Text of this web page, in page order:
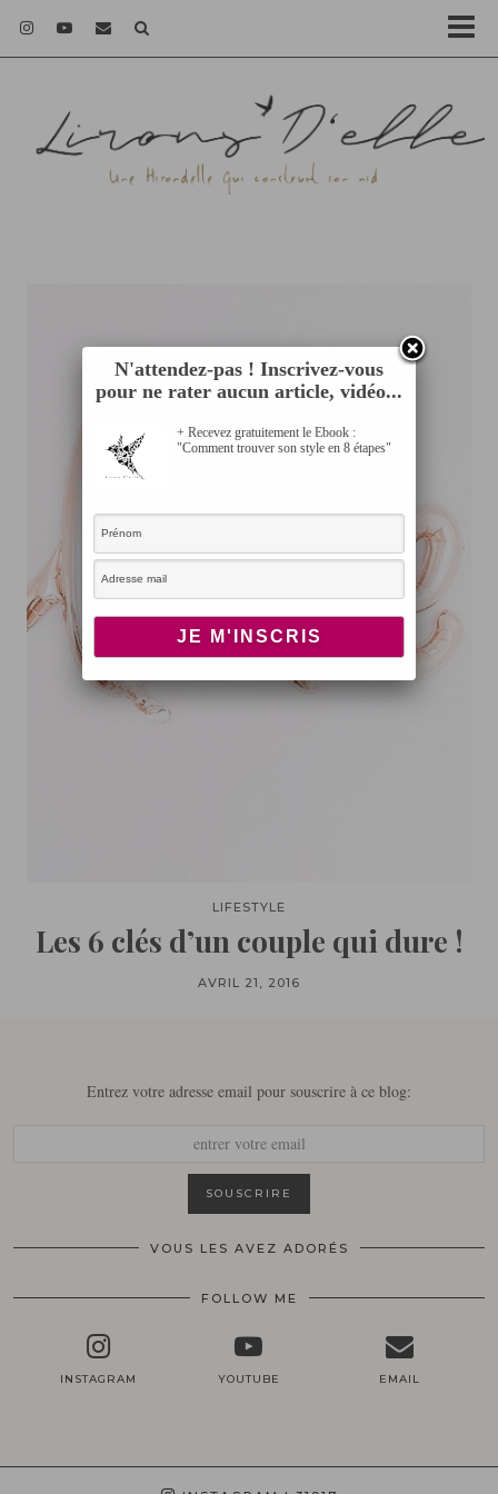
LIFESTYLE
Les 6 clés d’un couple qui dure !
AVRIL 21, 2016
Entrez votre adresse email pour souscrire à ce blog:
VOUS LES AVEZ ADORÉS
FOLLOW ME
INSTAGRAM YOUTUBE EMAIL
N'attendez-pas ! Inscrivez-vous
pour ne rater aucun article, vidéo...
+ Recevez gratuitement le Ebook :
"Comment trouver son style en 8 étapes"